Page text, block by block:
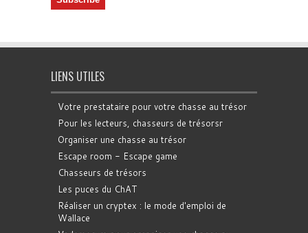
LIENS UTILES
Votre prestataire pour votre chasse au trésor
Pour les lecteurs, chasseurs de trésorsr
Organiser une chasse au trésor
Escape room - Escape game
Chasseurs de trésors
Les puces du ChAT
Réaliser un cryptex : le mode d'emploi de
Wallace